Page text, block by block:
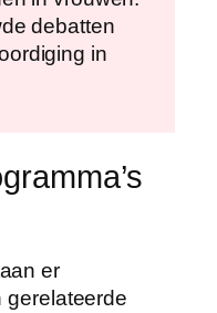
debatten
in
er
gerelateerde